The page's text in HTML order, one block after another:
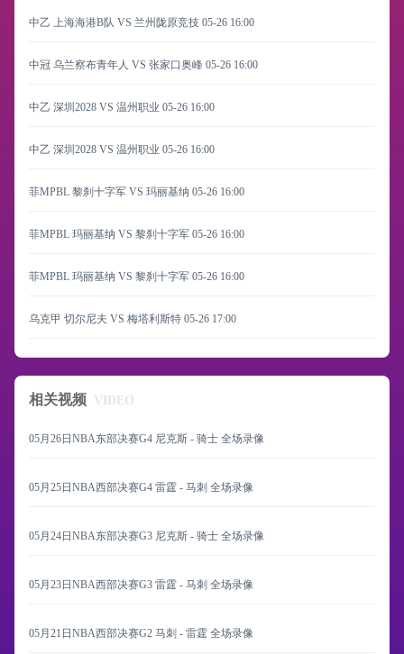
中乙 上海海港B队 VS 兰州陇原竞技 05-26 16:00
中冠 乌兰察布青年人 VS 张家口奥峰 05-26 16:00
中乙 深圳2028 VS 温州职业 05-26 16:00
中乙 深圳2028 VS 温州职业 05-26 16:00
菲MPBL 黎刹十字军 VS 玛丽基纳 05-26 16:00
菲MPBL 玛丽基纳 VS 黎刹十字军 05-26 16:00
菲MPBL 玛丽基纳 VS 黎刹十字军 05-26 16:00
乌克甲 切尔尼夫 VS 梅塔利斯特 05-26 17:00
相关视频 VIDEO
05月26日NBA东部决赛G4 尼克斯 - 骑士 全场录像
05月25日NBA西部决赛G4 雷霆 - 马刺 全场录像
05月24日NBA东部决赛G3 尼克斯 - 骑士 全场录像
05月23日NBA西部决赛G3 雷霆 - 马刺 全场录像
05月21日NBA西部决赛G2 马刺 - 雷霆 全场录像